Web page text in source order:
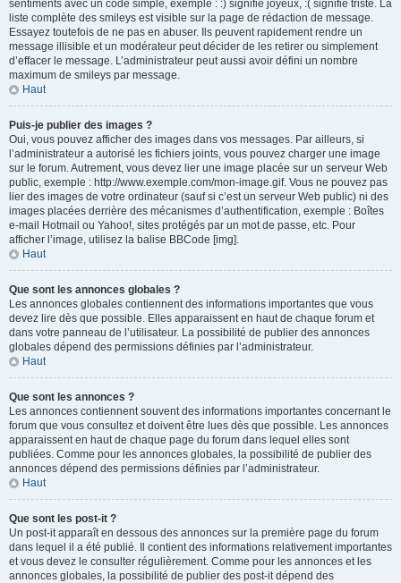
sentiments avec un code simple, exemple : :) signifie joyeux, :( signifie triste. La
liste complète des smileys est visible sur la page de rédaction de message.
Essayez toutefois de ne pas en abuser. Ils peuvent rapidement rendre un
message illisible et un modérateur peut décider de les retirer ou simplement
d’effacer le message. L’administrateur peut aussi avoir défini un nombre
maximum de smileys par message.
Haut
Puis-je publier des images ?
Oui, vous pouvez afficher des images dans vos messages. Par ailleurs, si
l’administrateur a autorisé les fichiers joints, vous pouvez charger une image
sur le forum. Autrement, vous devez lier une image placée sur un serveur Web
public, exemple : http://www.exemple.com/mon-image.gif. Vous ne pouvez pas
lier des images de votre ordinateur (sauf si c’est un serveur Web public) ni des
images placées derrière des mécanismes d’authentification, exemple : Boîtes
e-mail Hotmail ou Yahoo!, sites protégés par un mot de passe, etc. Pour
afficher l’image, utilisez la balise BBCode [img].
Haut
Que sont les annonces globales ?
Les annonces globales contiennent des informations importantes que vous
devez lire dès que possible. Elles apparaissent en haut de chaque forum et
dans votre panneau de l’utilisateur. La possibilité de publier des annonces
globales dépend des permissions définies par l’administrateur.
Haut
Que sont les annonces ?
Les annonces contiennent souvent des informations importantes concernant le
forum que vous consultez et doivent être lues dès que possible. Les annonces
apparaissent en haut de chaque page du forum dans lequel elles sont
publiées. Comme pour les annonces globales, la possibilité de publier des
annonces dépend des permissions définies par l’administrateur.
Haut
Que sont les post-it ?
Un post-it apparaît en dessous des annonces sur la première page du forum
dans lequel il a été publié. Il contient des informations relativement importantes
et vous devez le consulter régulièrement. Comme pour les annonces et les
annonces globales, la possibilité de publier des post-it dépend des